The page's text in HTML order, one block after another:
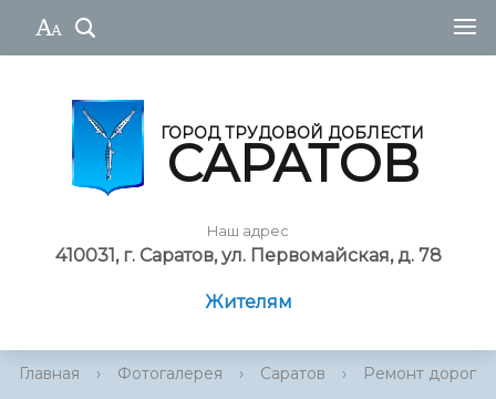
ГОРОД ТРУДОВОЙ ДОБЛЕСТИ
САРАТОВ
Наш адрес
410031, г. Саратов, ул. Первомайская, д. 78
Жителям
Главная › Фотогалерея › Саратов › Ремонт дорог и